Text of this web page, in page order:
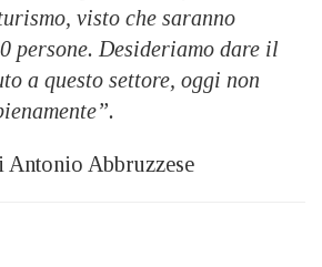
visto che saranno
persone. Desideriamo dare il
a questo settore, oggi non
Abbruzzese